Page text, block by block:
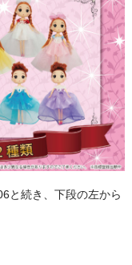
と続き、下段の左から